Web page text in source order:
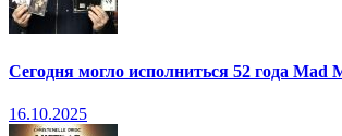
Сегодня могло исполниться 52 года Mad
16.10.2025